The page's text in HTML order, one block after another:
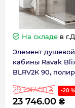
На складе в
Элемент душевой
кабины Ravak
BLRV2K 90,
29 682.00 ₴ -20 %
23 746.00 ₴